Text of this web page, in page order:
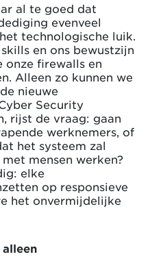
al te goed dat
evenveel
technologische luik.
en ons bewustzijn
onze firewalls en
Alleen zo kunnen we
nieuwe
Security
rijst de vraag: gaan
werknemers, of
het systeem zal
mensen werken?
elke
op responsieve
het onvermijdelijke